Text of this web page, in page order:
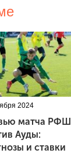
2024
матча РФШ
Ауды:
и ставки